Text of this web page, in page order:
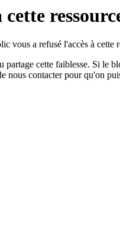
cette
vous a refusé l'accès à cette
partage cette faiblesse. Si le
nous contacter pour qu'on